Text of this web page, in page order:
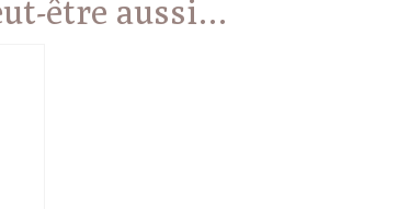
être aussi…